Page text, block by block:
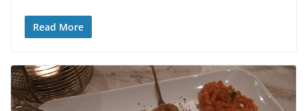
Read More